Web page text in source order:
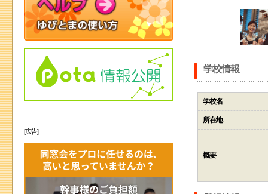
学校情報
学校名
所在地
概要
[広告]